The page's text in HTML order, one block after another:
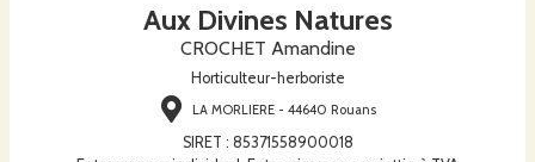
Aux Divines Natures
CROCHET Amandine
Horticulteur-herboriste
LA MORLIERE - 44640 Rouans
SIRET : 85371558900018